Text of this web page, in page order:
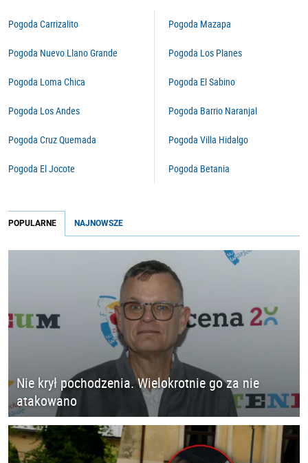
Pogoda Carrizalito
Pogoda Nuevo Llano Grande
Pogoda Loma Chica
Pogoda Los Andes
Pogoda Cruz Quemada
Pogoda El Jocote
Pogoda Mazapa
Pogoda Los Planes
Pogoda El Sabino
Pogoda Barrio Naranjal
Pogoda Villa Hidalgo
Pogoda Betania
POPULARNE NAJNOWSZE
Nie krył pochodzenia. Wielokrotnie go za nie
atakowano